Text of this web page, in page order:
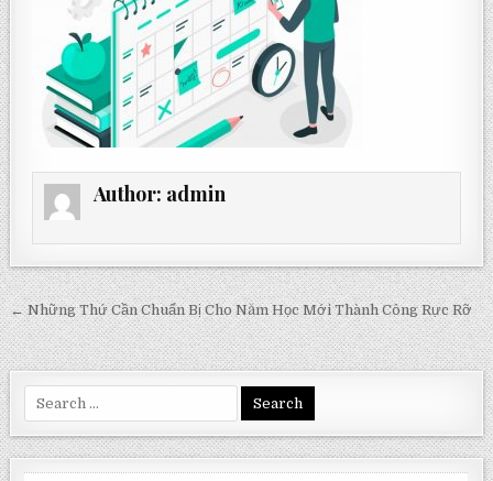
Author: admin
Post
navigation
← Những Thứ Cần Chuẩn Bị Cho Năm Học Mới Thành Công Rực Rỡ
for: